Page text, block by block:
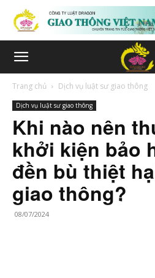
Trang chủ Dịch vụ luật sư giao thông
Dịch vụ luật sư giao thông
Khi nào nên
khởi kiện bảo
đền bù thiệt
giao thông?
08/07/2024